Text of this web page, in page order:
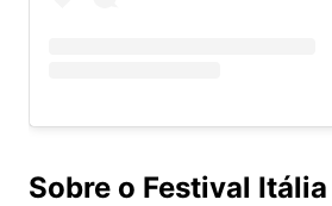
Sobre o Festival